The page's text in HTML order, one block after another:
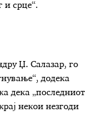
и срце“.
Џ. Салазар, го
додека
дека „последниот
некои незгоди